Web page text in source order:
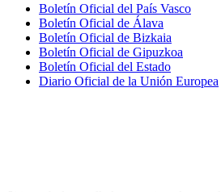
Boletín Oficial del País Vasco
Boletín Oficial de Álava
Boletín Oficial de Bizkaia
Boletín Oficial de Gipuzkoa
Boletín Oficial del Estado
Diario Oficial de la Unión Europea